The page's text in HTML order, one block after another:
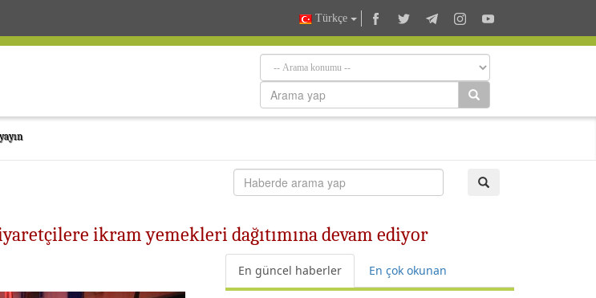
Türkçe
ikram yemekleri dağıtımına devam ediyor
En güncel haberler En çok okunan